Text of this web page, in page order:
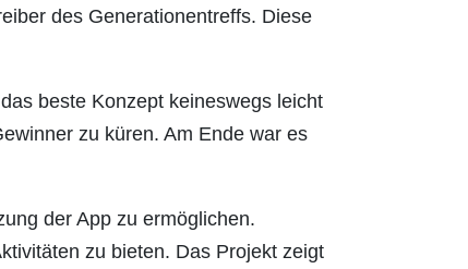
des Generationentreffs. Diese
beste Konzept keineswegs leicht
zu küren. Am Ende war es
der App zu ermöglichen.
zu bieten. Das Projekt zeigt